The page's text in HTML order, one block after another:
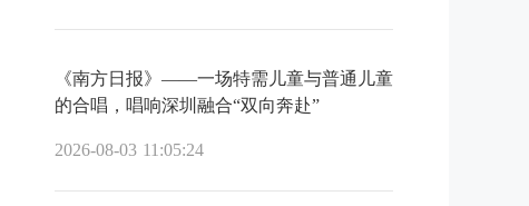
《南方日报》——一场特需儿童与普通儿童
的合唱，唱响深圳融合“双向奔赴”
2026-08-03 11:05:24